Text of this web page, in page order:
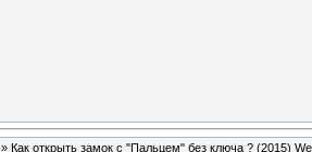
» Как открыть замок с "Пальцем" без ключа ? (2015)